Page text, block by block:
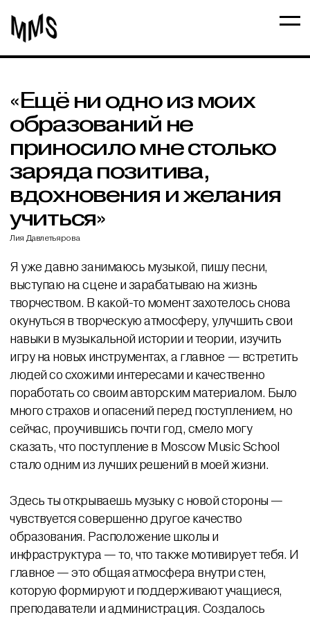
«Ещё ни одно из моих
образований не
приносило мне столько
заряда позитива,
вдохновения и желания
учиться»
Лия Давлетьярова
Я уже давно занимаюсь музыкой, пишу песни,
выступаю на сцене и зарабатываю на жизнь
творчеством. В какой-то момент захотелось снова
окунуться в творческую атмосферу, улучшить свои
навыки в музыкальной истории и теории, изучить
игру на новых инструментах, а главное — встретить
людей со схожими интересами и качественно
поработать со своим авторским материалом. Было
много страхов и опасений перед поступлением, но
сейчас, проучившись почти год, смело могу
сказать, что поступление в Moscow Music School
стало одним из лучших решений в моей жизни.
Здесь ты открываешь музыку с новой стороны —
чувствуется совершенно другое качество
образования. Расположение школы и
инфраструктура — то, что также мотивирует тебя. И
главное — это общая атмосфера внутри стен,
которую формируют и поддерживают учащиеся,
преподаватели и администрация. Создалось